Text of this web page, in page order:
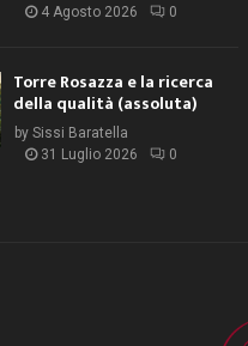
4 Agosto 2026
0
Torre Rosazza e la ricerca
della qualità (assoluta)
by Sissi Baratella
31 Luglio 2026
0